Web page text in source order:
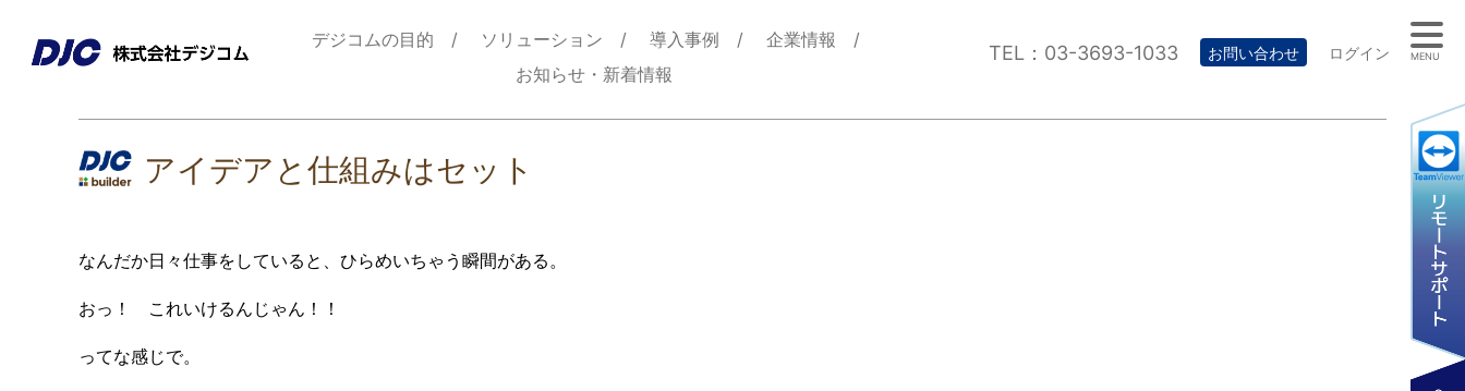
デジコムの目的 ソリューション 導入事例
企業情報
お知らせ・新着情報
TEL：03-3693-1033 お問い合わせ ログイン
アイデアと仕組みはセット
なんだか日々仕事をしていると、ひらめいちゃう瞬間がある。
おっ！ これいけるんじゃん！！
ってな感じで。
MENU